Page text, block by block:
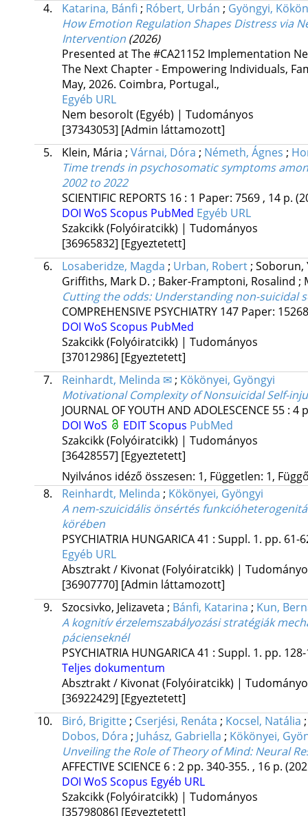
4.
Katarina, Bánfi ; Róbert, Urbán ; Gyöngyi,
How Emotion Regulation Shapes Distress via
Intervention (2026)
Presented at The #CA21152 Implementation
The Next Chapter - Empowering Individuals,
May, 2026. Coimbra, Portugal.,
Egyéb URL
Nem besorolt (Egyéb) | Tudományos
[37343053] [Admin láttamozott]
5.
Klein, Mária ; Várnai, Dóra ; Németh, Ágnes ;
Time trends in psychosomatic symptoms
2002 to 2022
SCIENTIFIC REPORTS 16: 1 Paper: 7569 , 14 p.
DOI WoS Scopus PubMed Egyéb URL
Szakcikk (Folyóiratcikk) | Tudományos
[36965832] [Egyeztetett]
6.
Losaberidze, Magda ; Urban, Robert; Soborun,
Griffiths, Mark D. ; Baker-Framptoni, Rosalind ;
Cutting the odds: Understanding non-suicidal
COMPREHENSIVE PSYCHIATRY 147 Paper:
DOI WoS Scopus PubMed
Szakcikk (Folyóiratcikk) | Tudományos
[37012986] [Egyeztetett]
7.
Reinhardt, Melinda ✉; Kökönyei, Gyöngyi
Motivational Complexity of Nonsuicidal Self-
JOURNAL OF YOUTH AND ADOLESCENCE 55: 4
DOI WoS EDITScopus PubMed
Szakcikk (Folyóiratcikk) | Tudományos
[36428557] [Egyeztetett]
Nyilvános idéző összesen: 1, Független: 1,
8.
Reinhardt, Melinda ; Kökönyei, Gyöngyi
A nem-szuicidális önsértés
körében
PSYCHIATRIA HUNGARICA41 : Suppl. 1. pp. 61-
Egyéb URL
Absztrakt / Kivonat (Folyóiratcikk) |
[36907770] [Admin láttamozott]
9.
Szocsivko, Jelizaveta ; Bánfi, Katarina ; Kun,
A kognitív érzelemszabályozási stratégiák
pácienseknél
PSYCHIATRIA HUNGARICA41 : Suppl. 1. pp.
Teljes dokumentum
Absztrakt / Kivonat (Folyóiratcikk) |
[36922429] [Egyeztetett]
10.
Biró, Brigitte; Cserjési, Renáta ; Kocsel, Natália
Dobos, Dóra ; Juhász, Gabriella ; Kökönyei,
Unveiling the Role of Theory of Mind: Neural
AFFECTIVE SCIENCE 6: 2 pp. 340-355. , 16 p.
DOI WoS Scopus Egyéb URL
Szakcikk (Folyóiratcikk) | Tudományos
[35798086] [Egyeztetett]